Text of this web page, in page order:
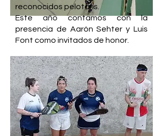
reconocidos pelotaris.
Este año contamos con la
presencia de Aarón Sehter y Luis
Font como invitados de honor.